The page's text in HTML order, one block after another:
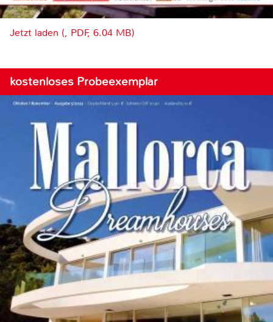
Jetzt laden (, PDF, 6.04 MB)
kostenloses Probeexemplar